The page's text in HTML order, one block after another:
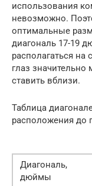
использования
невозможно.
оптимальные
диагональ 17-19
располагаться на
глаз
ставить вблизи.
Таблица
расположения до
Диагональ,
дюймы